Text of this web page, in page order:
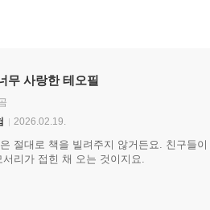
무 사랑한 테오필
2026.02.19.
절대로 책을 빌려주지 않거든요. 친구들
서리가 접힌 채 오는 것이지요.